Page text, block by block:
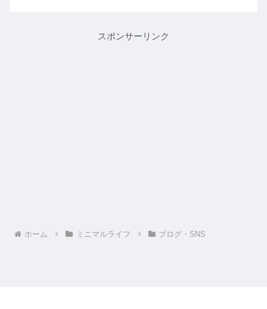
スポンサーリンク
ホーム ミニマルライフ ブログ・SNS